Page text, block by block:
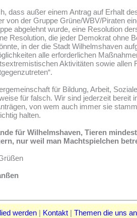
dass außer einem Antrag auf Erhalt
von der Gruppe Grüne/WBV/Piraten
abgelehnt wurde, eine Resolution
Resolution, die jeder Demokrat ohne
in der die Stadt Wilhelmshaven
alle erforderlichen
Aktivitäten sowie allen
für Bildung, Arbeit,
für falsch. Wir sind jederzeit bereit
von wem auch immer sie
halten.
für Wilhelmshaven, Tieren
nur weil man Machtspielchen
werden | Kontakt | Themen die uns